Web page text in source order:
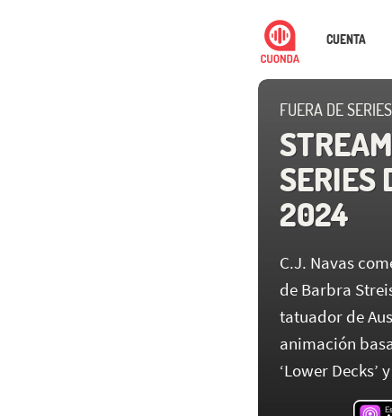
CUENTA
FUERA DE SERIES
SERIES
2024
C.J. Navas
de Barbra
tatuador de
animación
‘Lower